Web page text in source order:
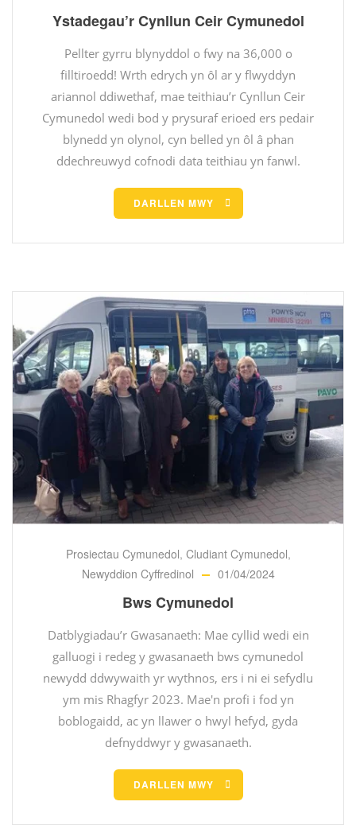
Ystadegau’r Cynllun Ceir Cymunedol
Pellter gyrru blynyddol o fwy na 36,000 o
filltiroedd! Wrth edrych yn ôl ar y flwyddyn
ariannol ddiwethaf, mae teithiau’r Cynllun Ceir
Cymunedol wedi bod y prysuraf erioed ers pedair
blynedd yn olynol, cyn belled yn ôl â phan
ddechreuwyd cofnodi data teithiau yn fanwl.
DARLLEN MWY
Prosiectau Cymunedol, Cludiant Cymunedol,
Newyddion Cyffredinol
01/04/2024
Bws Cymunedol
Datblygiadau’r Gwasanaeth: Mae cyllid wedi ein
galluogi i redeg y gwasanaeth bws cymunedol
newydd ddwywaith yr wythnos, ers i ni ei sefydlu
ym mis Rhagfyr 2023. Mae'n profi i fod yn
boblogaidd, ac yn llawer o hwyl hefyd, gyda
defnyddwyr y gwasanaeth.
DARLLEN MWY